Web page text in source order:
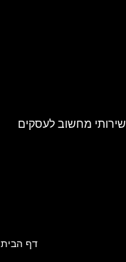
שירותי מחשוב לעסקים
דף הבית